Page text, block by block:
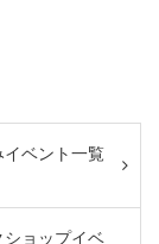
ベント一覧
ョップイベ